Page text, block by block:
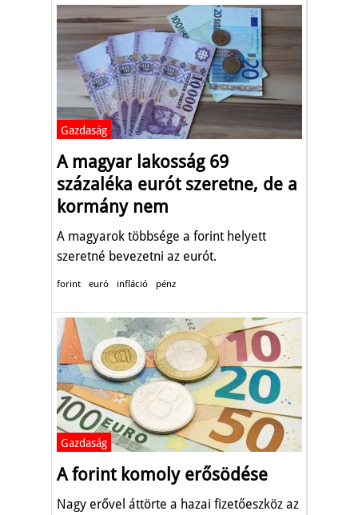
Gazdaság
A magyar lakosság 69
százaléka eurót szeretne, de a
kormány nem
A magyarok többsége a forint helyett
szeretné bevezetni az eurót.
forint euró infláció pénz
Gazdaság
A forint komoly erősödése
Nagy erővel áttörte a hazai fizetőeszköz az